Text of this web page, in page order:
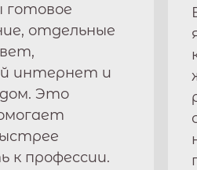
готовое
отдельные
интернет и
Это
к профессии.